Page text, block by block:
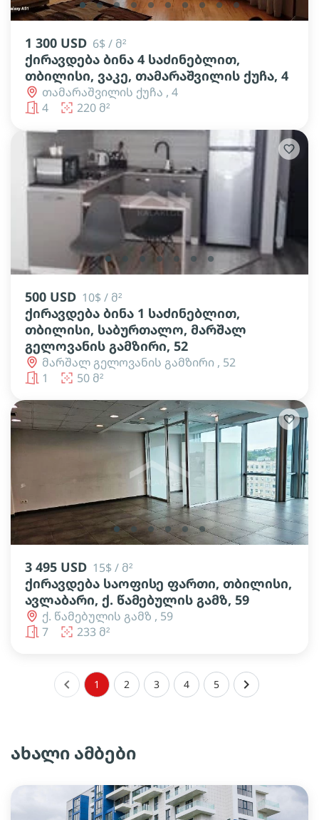
lens lens lens lens lens lens lens lens lens lens
1 300 USD 6$ / მ²
ქირავდება ბინა 4 საძინებლით,
თბილისი, ვაკე, თამარაშვილის ქუჩა, 4
თამარაშვილის ქუჩა , 4
4
220 მ²
lens lens lens lens lens lens
500 USD 10$ / მ²
ქირავდება ბინა 1 საძინებლით,
თბილისი, საბურთალო, მარშალ
გელოვანის გამზირი, 52
მარშალ გელოვანის გამზირი , 52
1
50 მ²
lens lens lens lens lens lens
3 495 USD 15$ / მ²
ქირავდება საოფისე ფართი, თბილისი,
ავლაბარი, ქ. წამებულის გამზ, 59
ქ. წამებულის გამზ , 59
7
233 მ²
keyboard_arrow_left 1 2 3 4 5 keyboard_arrow_right
ახალი ამბები